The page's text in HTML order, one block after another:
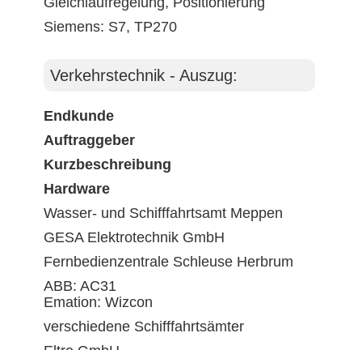
Siemens: S7, TP270
Verkehrstechnik - Auszug:
Endkunde
Auftraggeber
Kurzbeschreibung
Hardware
Wasser- und Schifffahrtsamt Meppen
GESA Elektrotechnik GmbH
Fernbedienzentrale Schleuse Herbrum
ABB: AC31
Emation: Wizcon
verschiedene Schifffahrtsämter